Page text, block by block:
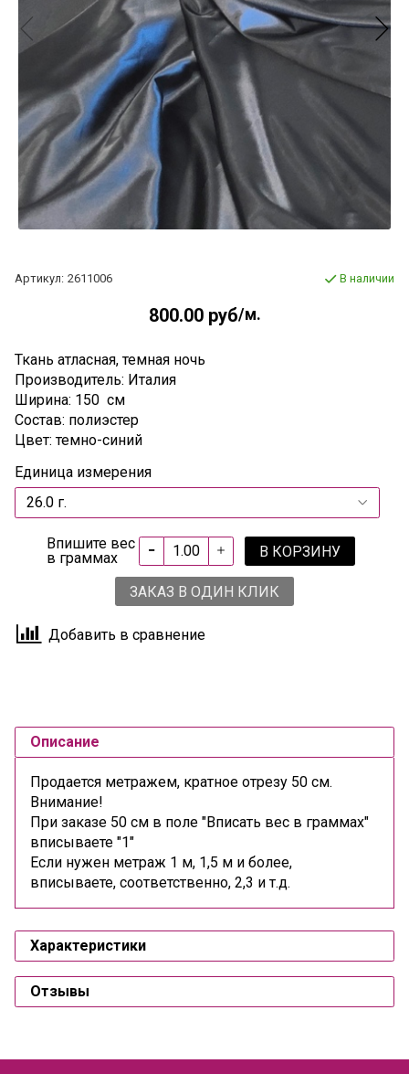
Артикул: 2611006 В наличии
800.00 руб/м.
Ткань атласная, темная ночь
Производитель: Италия
Ширина: 150 см
Состав: полиэстер
Цвет: темно-синий
Единица измерения
Впишите вес
в граммах
В КОРЗИНУ
ЗАКАЗ В ОДИН КЛИК
Добавить в сравнение
Описание
Продается метражем, кратное отрезу 50 см.
Внимание!
При заказе 50 см в поле "Вписать вес в граммах"
вписываете "1"
Если нужен метраж 1 м, 1,5 м и более,
вписываете, соответственно, 2,3 и т.д.
Характеристики
Отзывы